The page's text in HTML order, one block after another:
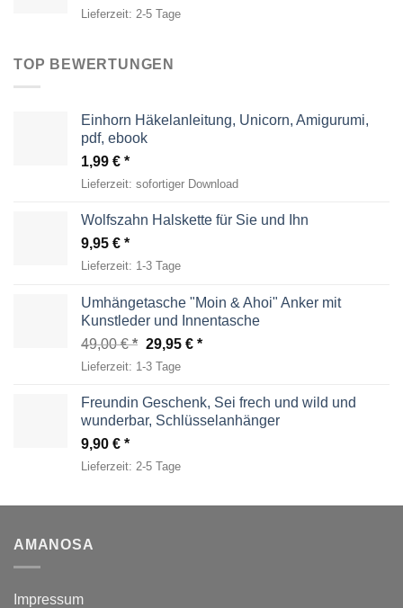
Lieferzeit: 2-5 Tage
TOP BEWERTUNGEN
Einhorn Häkelanleitung, Unicorn, Amigurumi,
pdf, ebook
1,99 €
Lieferzeit: sofortiger Download
Wolfszahn Halskette für Sie und Ihn
9,95 €
Lieferzeit: 1-3 Tage
Umhängetasche "Moin & Ahoi" Anker mit
Kunstleder und Innentasche
49,00€
Ursprünglicher
Preis
49,00 €
29,95 € Aktueller
29,95 €.
Lieferzeit: 1-3 Tage
Freundin Geschenk, Sei frech und wild und
wunderbar, Schlüsselanhänger
9,90 €
Lieferzeit: 2-5 Tage
AMANOSA
Impressum